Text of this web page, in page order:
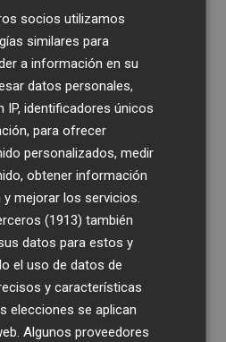
socios utilizamos
similares para
a información en su
datos personales,
IP, identificadores únicos
para ofrecer
personalizados, medir
obtener información
mejorar los servicios.
(1913) también
datos para estos y
el uso de datos de
y características
elecciones se aplican
Algunos proveedores